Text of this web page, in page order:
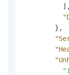
] ,
} ,